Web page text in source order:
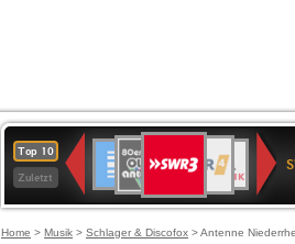
Top 10
Zuletzt
Deutschlandfunk
80er
90er
OLDIE
ANTENNE
4
KLASSIK
SWR
Kultur
NDR
2
Home > Musik > Schlager & Discofox > Antenne